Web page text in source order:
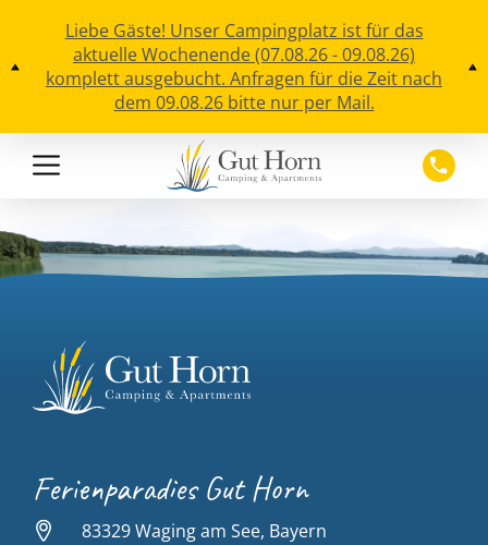
Liebe Gäste! Unser Campingplatz ist für das
aktuelle Wochenende (07.08.26 - 09.08.26)
komplett ausgebucht. Anfragen für die Zeit nach
dem 09.08.26 bitte nur per Mail.
Ferienparadies Gut Horn
83329 Waging am See, Bayern